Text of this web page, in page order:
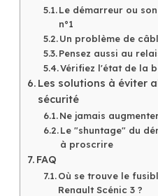
Le démarreur ou
n°1
Un problème de
Pensez aussi au
Vérifiez l'état de la
Les solutions à éviter
sécurité
Ne jamais
Le "shuntage" du
à proscrire
FAQ
Où se trouve le
Renault Scénic 3 ?